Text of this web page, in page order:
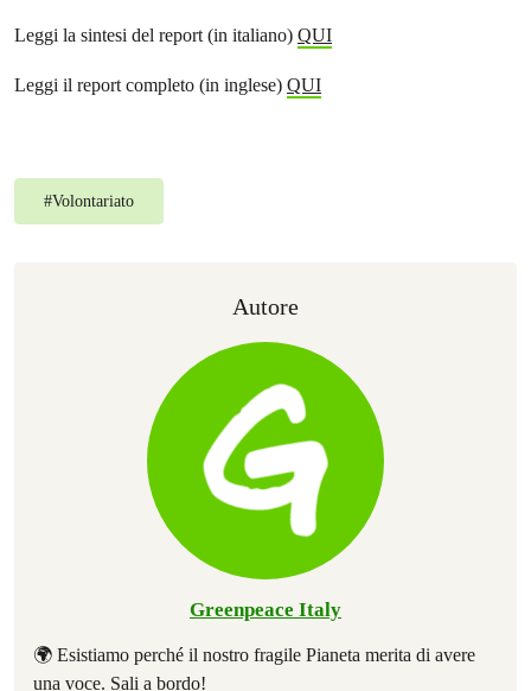
Leggi la sintesi del report (in italiano) QUI
Leggi il report completo (in inglese) QUI
#Volontariato
Autore
Greenpeace Italy
🌍 Esistiamo perché il nostro fragile Pianeta merita di avere
una voce. Sali a bordo!